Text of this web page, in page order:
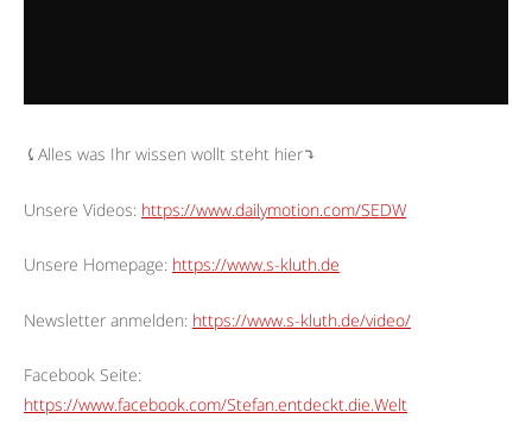
⤹Alles was Ihr wissen wollt steht hier⤵︎
Unsere Videos: https://www.dailymotion.com/SEDW
Unsere Homepage: https://www.s-kluth.de
Newsletter anmelden: https://www.s-kluth.de/video/
Facebook Seite:
https://www.facebook.com/Stefan.entdeckt.die.Welt